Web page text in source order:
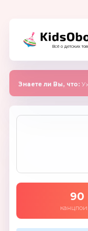
Всё о детских
Знаете ли Вы, что:
90